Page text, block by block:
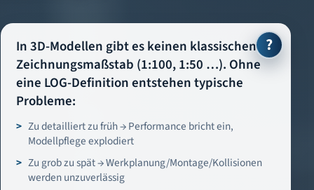
?
In 3D-Modellen gibt es keinen klassischen
Zeichnungsmaßstab (1:100, 1:50 …). Ohne
eine LOG-Definition entstehen typische
Probleme:
Zu detailliert zu früh → Performance bricht ein,
Modellpflege explodiert
Zu grob zu spät → Werkplanung/Montage/Kollisionen
werden unzuverlässig